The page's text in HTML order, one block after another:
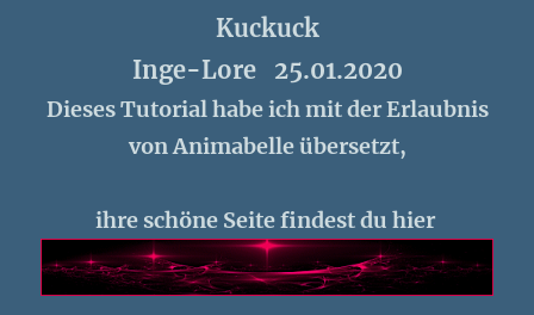
Kuckuck
Inge-Lore 25.01.2020
Dieses Tutorial habe ich mit der Erlaubnis
von Animabelle übersetzt,
ihre schöne Seite findest du hier